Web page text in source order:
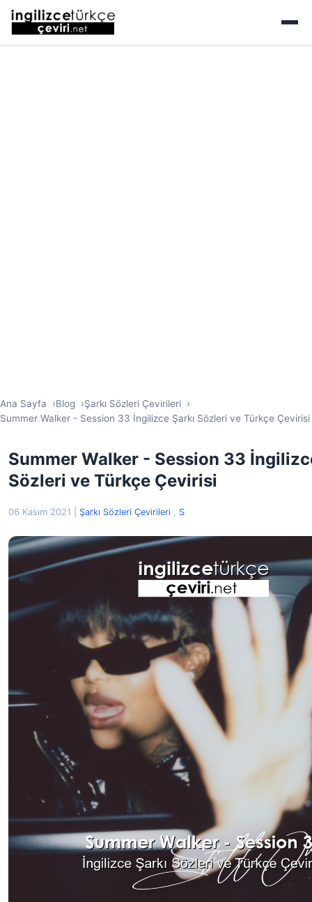
Ana Sayfa Blog
Şarkı Sözleri Çevirileri
Summer Walker - Session 33 İngilizce Şarkı Sözleri ve Türkçe Çevirisi
Summer Walker - Session 33
Sözleri ve Türkçe Çevirisi
06 Kasım 2021 Şarkı Sözleri Çevirileri , S